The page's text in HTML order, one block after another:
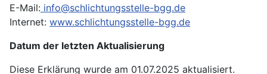
E-Mail: info@schlichtungsstelle-bgg.de
Internet: www.schlichtungsstelle-bgg.de
Datum der letzten Aktualisierung
Diese Erklärung wurde am 01.07.2025 aktualisiert.